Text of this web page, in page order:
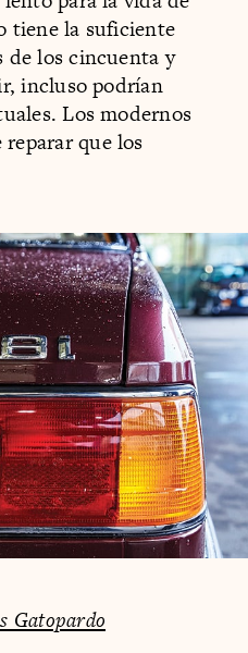
tiene la suficiente
de los cincuenta y
incluso podrían
Los modernos
que los
Gatopardo